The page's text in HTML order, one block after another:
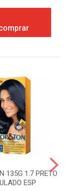
135G 1.7 PRETO
ESP